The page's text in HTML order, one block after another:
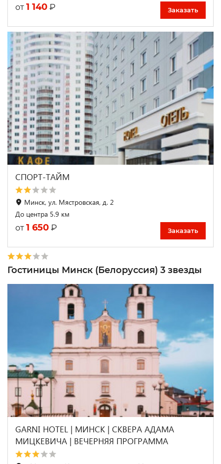
от 1 140 ₽ Заказать
СПОРТ-ТАЙМ
Минск, ул. Мястровская, д. 2
До центра 5.9 км
от 1 650 ₽ Заказать
Гостиницы Минск (Белоруссия) 3 звезды
GARNI HOTEL | МИНСК | СКВЕРА АДАМА
МИЦКЕВИЧА | ВЕЧЕРНЯЯ ПРОГРАММА